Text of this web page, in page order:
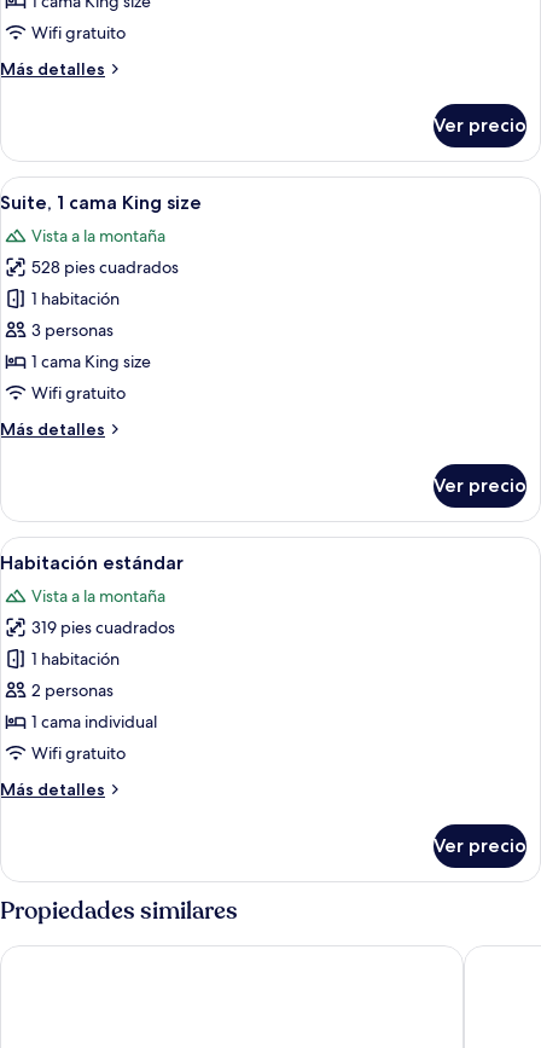
1
King
Wifi gratuito
Más detalles
Más
estándar,
cama
size
Ver precio
Abrir
todas
las
fotos
de
Suite,
1
cama
size
Habitación de hotel con una cama
9
Suite, 1 cama King size
Vista a la montaña
528 pies cuadrados
1 habitación
3 personas
1 cama King size
Wifi gratuito
Más detalles
Más
1
cama
King
Ver precio
Abrir
todas
las
fotos
de
Habitación
estándar
Una cama con ropa de cama y
11
Habitación estándar
Vista a la montaña
319 pies cuadrados
1 habitación
2 personas
1 cama individual
Wifi gratuito
Más detalles
Más
estándar
Ver precio
Propiedades similares
Holiday Inn Monterrey - Parque Fundidora by IHG Tru By